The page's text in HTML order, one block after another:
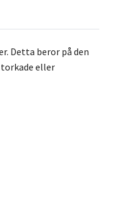
Detta beror på den
eller